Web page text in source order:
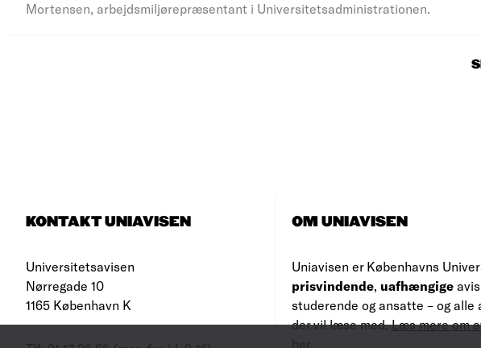
Mortensen, arbejdsmiljørepræsentant i Universitetsadministrationen.
KONTAKT UNIAVISEN
Universitetsavisen
Nørregade 10
1165 København K
OM UNIAVISEN
Uniavisen er Københavns
prisvindende, uafhængige
studerende og ansatte – og alle
der vil læse med.Læs mere om
her